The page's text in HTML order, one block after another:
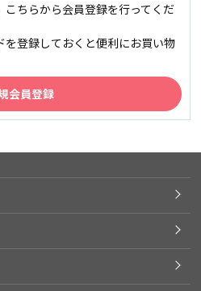
こちらから会員登録を行ってくだ
登録しておくと便利にお買い物